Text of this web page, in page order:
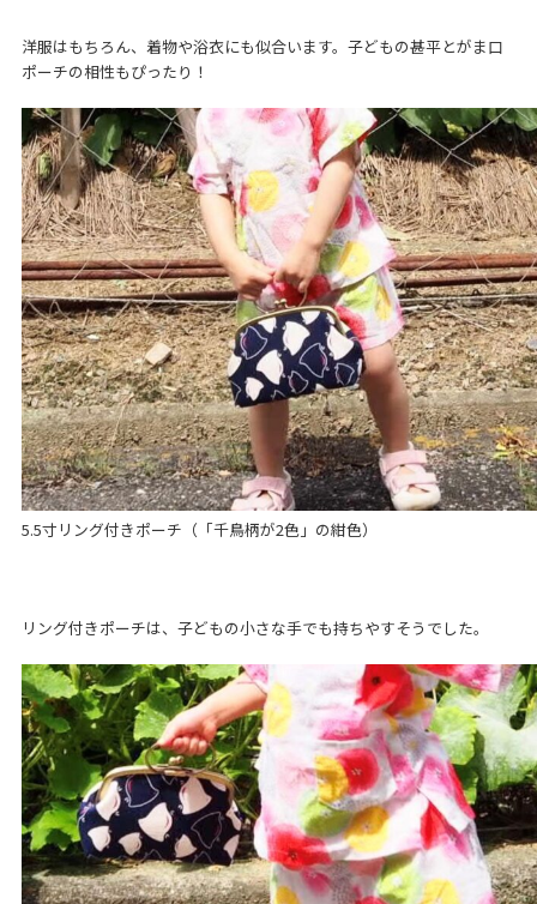
洋服はもちろん、着物や浴衣にも似合います。子どもの甚平とがま口
ポーチの相性もぴったり！
5.5寸リング付きポーチ（「千鳥柄が2色」の紺色）
リング付きポーチは、子どもの小さな手でも持ちやすそうでした。